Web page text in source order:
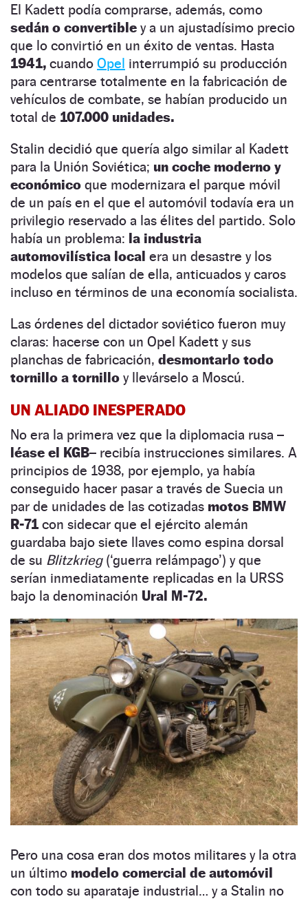
El Kadett podía comprarse, además, como
sedán o convertible y a un ajustadísimo precio
que lo convirtió en un éxito de ventas. Hasta
1941, cuando Opel interrumpió su producción
para centrarse totalmente en la fabricación de
vehículos de combate, se habían producido un
total de 107.000 unidades.
Stalin decidió que quería algo similar al Kadett
para la Unión Soviética; un coche moderno y
económico que modernizara el parque móvil
de un país en el que el automóvil todavía era un
privilegio reservado a las élites del partido. Solo
había un problema: la industria
automovilística local era un desastre y los
modelos que salían de ella, anticuados y caros
incluso en términos de una economía socialista.
Las órdenes del dictador soviético fueron muy
claras: hacerse con un Opel Kadett y sus
planchas de fabricación, desmontarlo todo
tornillo a tornillo y llevárselo a Moscú.
UN ALIADO INESPERADO
No era la primera vez que la diplomacia rusa –
léase el KGB– recibía instrucciones similares. A
principios de 1938, por ejemplo, ya había
conseguido hacer pasar a través de Suecia un
par de unidades de las cotizadas motos BMW
R-71 con sidecar que el ejército alemán
guardaba bajo siete llaves como espina dorsal
de su Blitzkrieg (‘guerra relámpago’) y que
serían inmediatamente replicadas en la URSS
bajo la denominación Ural M-72.
Pero una cosa eran dos motos militares y la otra
un último modelo comercial de automóvil
con todo su aparataje industrial… y a Stalin no